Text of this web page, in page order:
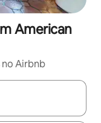
American
no Airbnb
explore-os